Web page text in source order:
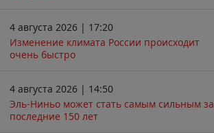
4 августа 2026 | 17:20
Изменение климата России происходит
очень быстро
4 августа 2026 | 14:50
Эль-Ниньо может стать самым сильным за
последние 150 лет